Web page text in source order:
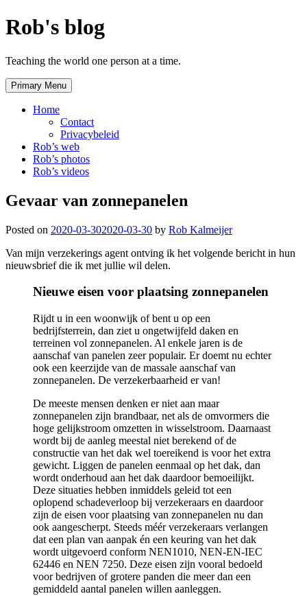
Skip
to
Rob's blog
Teaching the world one person at a time.
Primary Menu
Home
Contact
Privacybeleid
Rob’s web
Rob’s photos
Rob’s videos
Gevaar van zonnepanelen
Posted on 2020-03-302020-03-30 by Rob Kalmeijer
Van mijn verzekerings agent ontving ik het volgende bericht in hun
nieuwsbrief die ik met jullie wil delen.
Nieuwe eisen voor plaatsing zonnepanelen
Rijdt u in een woonwijk of bent u op een
bedrijfsterrein, dan ziet u ongetwijfeld daken en
terreinen vol zonnepanelen. Al enkele jaren is de
aanschaf van panelen zeer populair. Er doemt nu echter
ook een keerzijde van de massale aanschaf van
zonnepanelen. De verzekerbaarheid er van!
De meeste mensen denken er niet aan maar
zonnepanelen zijn brandbaar, net als de omvormers die
hoge gelijkstroom omzetten in wisselstroom. Daarnaast
wordt bij de aanleg meestal niet berekend of de
constructie van het dak wel toereikend is voor het extra
gewicht. Liggen de panelen eenmaal op het dak, dan
wordt onderhoud aan het dak daardoor bemoeilijkt.
Deze situaties hebben inmiddels geleid tot een
oplopend schadeverloop bij verzekeraars en daardoor
zijn de eisen voor plaatsing van zonnepanelen nu dan
ook aangescherpt. Steeds méér verzekeraars verlangen
dat een plan van aanpak én een keuring van het dak
wordt uitgevoerd conform NEN1010, NEN-EN-IEC
62446 en NEN 7250. Deze eisen zijn vooral bedoeld
voor bedrijven of grotere panden die meer dan een
gemiddeld aantal panelen willen aanleggen.